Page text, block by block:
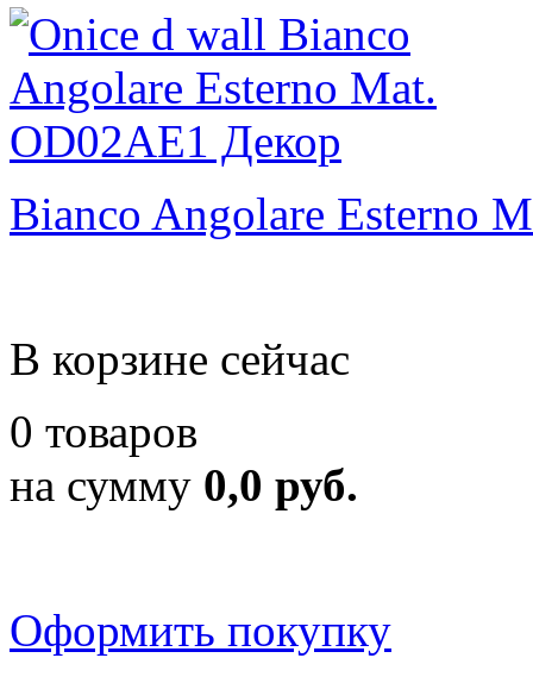
Bianco Angolare Esterno
В корзине сейчас
0 товаров
на сумму 0,0 руб.
Оформить покупку